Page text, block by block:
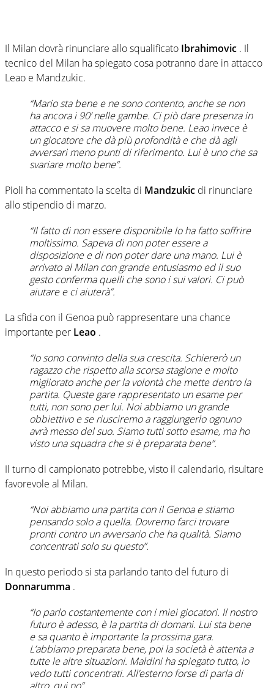
Il Milan dovrà rinunciare allo squalificato Ibrahimovic . Il
tecnico del Milan ha spiegato cosa potranno dare in attacco
Leao e Mandzukic.
“Mario sta bene e ne sono contento, anche se non
ha ancora i 90’ nelle gambe. Ci piò dare presenza in
attacco e si sa muovere molto bene. Leao invece è
un giocatore che dà più profondità e che dà agli
avversari meno punti di riferimento. Lui è uno che sa
svariare molto bene”.
Pioli ha commentato la scelta di Mandzukic di rinunciare
allo stipendio di marzo.
“Il fatto di non essere disponibile lo ha fatto soffrire
moltissimo. Sapeva di non poter essere a
disposizione e di non poter dare una mano. Lui è
arrivato al Milan con grande entusiasmo ed il suo
gesto conferma quelli che sono i sui valori. Ci può
aiutare e ci aiuterà”.
La sfida con il Genoa può rappresentare una chance
importante per Leao .
“Io sono convinto della sua crescita. Schiererò un
ragazzo che rispetto alla scorsa stagione e molto
migliorato anche per la volontà che mette dentro la
partita. Queste gare rappresentato un esame per
tutti, non sono per lui. Noi abbiamo un grande
obbiettivo e se riusciremo a raggiungerlo ognuno
avrà messo del suo. Siamo tutti sotto esame, ma ho
visto una squadra che si è preparata bene”.
Il turno di campionato potrebbe, visto il calendario, risultare
favorevole al Milan.
“Noi abbiamo una partita con il Genoa e stiamo
pensando solo a quella. Dovremo farci trovare
pronti contro un avversario che ha qualità. Siamo
concentrati solo su questo”.
In questo periodo si sta parlando tanto del futuro di
Donnarumma .
“Io parlo costantemente con i miei giocatori. Il nostro
futuro è adesso, è la partita di domani. Lui sta bene
e sa quanto è importante la prossima gara.
L’abbiamo preparata bene, poi la società è attenta a
tutte le altre situazioni. Maldini ha spiegato tutto, io
vedo tutti concentrati. All’esterno forse di parla di